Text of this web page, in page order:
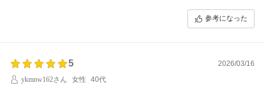
参考になった
5
2026/03/16
ykmnw162さん
女性 40代